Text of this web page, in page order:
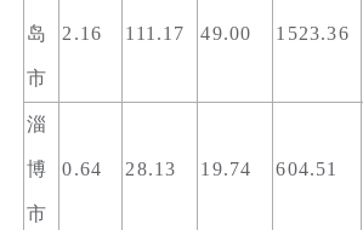
岛
市
2.16 111.17 49.00 1523.36
淄
博
市
0.64 28.13 19.74 604.51